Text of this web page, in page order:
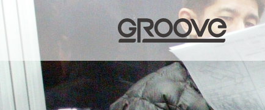
Groove 自転車 カフェ 輸入車・国産車のチューニン
グ/販売